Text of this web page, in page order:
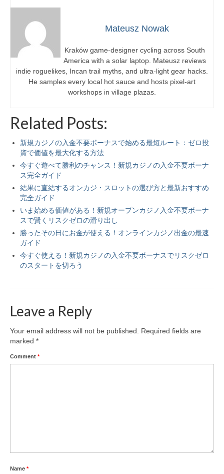
Mateusz Nowak
Kraków game-designer cycling across South
America with a solar laptop. Mateusz reviews
indie roguelikes, Incan trail myths, and ultra-light gear hacks.
He samples every local hot sauce and hosts pixel-art
workshops in village plazas.
Related Posts:
新規カジノの入金不要ボーナスで始める最短ルート：ゼロ投
資で価値を最大化する方法
今すぐ遊べて勝利のチャンス！新規カジノの入金不要ボーナ
ス完全ガイド
結果に直結するオンカジ・スロットの選び方と最新おすすめ
完全ガイド
いま始める価値がある！新規オープンカジノ入金不要ボーナ
スで賢くリスクゼロの滑り出し
勝ったその日にお金が使える！オンラインカジノ出金の最速
ガイド
今すぐ使える！新規カジノの入金不要ボーナスでリスクゼロ
のスタートを切ろう
Leave a Reply
Your email address will not be published.
Required fields are
marked *
Comment *
Name *